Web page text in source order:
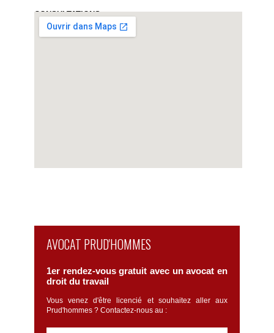
CONSULTATIONS
Sur rendez-vous uniquement
Du lundi au vendredi de 9 heures à 19 heures
AVOCAT PRUD'HOMMES
1er rendez-vous gratuit avec un avocat en
droit du travail
Vous venez d'être licencié et souhaitez aller aux
Prud'hommes ? Contactez-nous au :